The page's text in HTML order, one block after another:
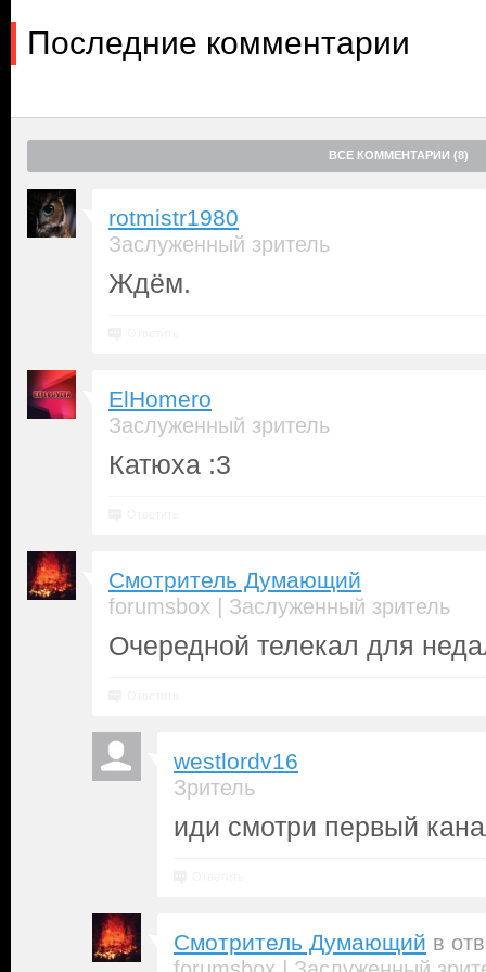
Последние комментарии
ВСЕ КОММЕНТАРИИ (8)
rotmistr1980
Заслуженный зритель
Ждём.
ElHomero
Заслуженный зритель
Катюха :3
Смотритель Думающий
forumsbox | Заслуженный зритель
Очередной телекал для
westlordv16
Зритель
иди смотри первый
Смотритель Думающий в